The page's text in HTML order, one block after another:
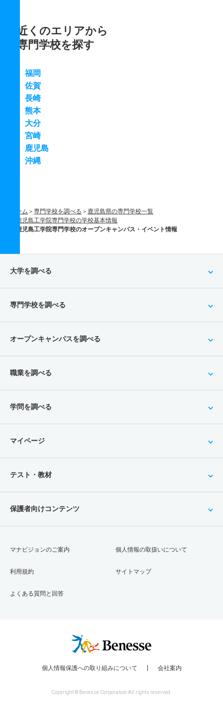
近くのエリアから
専門学校を探す
福岡
佐賀
長崎
熊本
大分
宮崎
鹿児島
沖縄
ホーム 専門学校を調べる
鹿児島県の専門学校一覧
鹿児島工学院専門学校の学校基本情報
鹿児島工学院専門学校のオープンキャンパス・イベント情報
大学を調べる
専門学校を調べる
オープンキャンパスを調べる
職業を調べる
学問を調べる
マイページ
テスト・教材
保護者向けコンテンツ
マナビジョンのご案内
利用規約
よくある質問と回答
個人情報の取扱いについて
サイトマップ
個人情報保護への取り組みについて 会社案内
Copyright © Benesse Corporation All rights reserved.